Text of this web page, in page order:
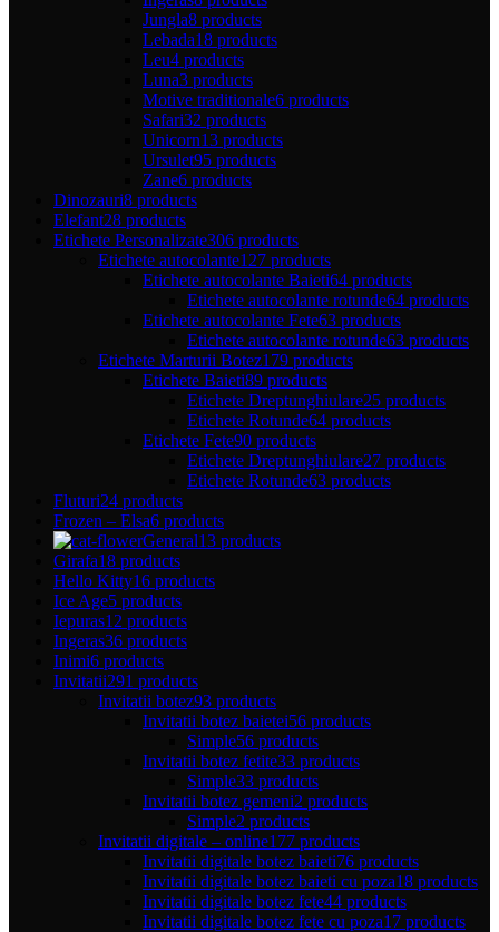
Jungla8 products
Lebada18 products
Leu4 products
Luna3 products
Motive traditionale6 products
Safari32 products
Unicorn13 products
Ursulet95 products
Zane6 products
Dinozauri8 products
Elefant28 products
Etichete Personalizate306 products
Etichete autocolante127 products
Etichete autocolante Baieti64 products
Etichete autocolante rotunde64 products
Etichete autocolante Fete63 products
Etichete autocolante rotunde63 products
Etichete Marturii Botez179 products
Etichete Baieti89 products
Etichete Dreptunghiulare25 products
Etichete Rotunde64 products
Etichete Fete90 products
Etichete Dreptunghiulare27 products
Etichete Rotunde63 products
Fluturi24 products
Frozen – Elsa6 products
General13 products
Girafa18 products
Hello Kitty16 products
Ice Age5 products
Iepuras12 products
Ingeras36 products
Inimi6 products
Invitatii291 products
Invitatii botez93 products
Invitatii botez baietei56 products
Simple56 products
Invitatii botez fetite33 products
Simple33 products
Invitatii botez gemeni2 products
Simple2 products
Invitatii digitale – online177 products
Invitatii digitale botez baieti76 products
Invitatii digitale botez baieti cu poza18 products
Invitatii digitale botez fete44 products
Invitatii digitale botez fete cu poza17 products